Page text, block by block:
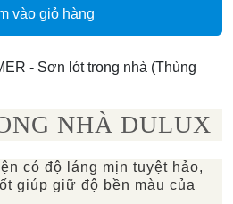
vào giỏ hàng
- Sơn lót trong nhà (Thùng
NHÀ DULUX
có độ láng mịn tuyệt hảo,
giúp giữ độ bền màu của